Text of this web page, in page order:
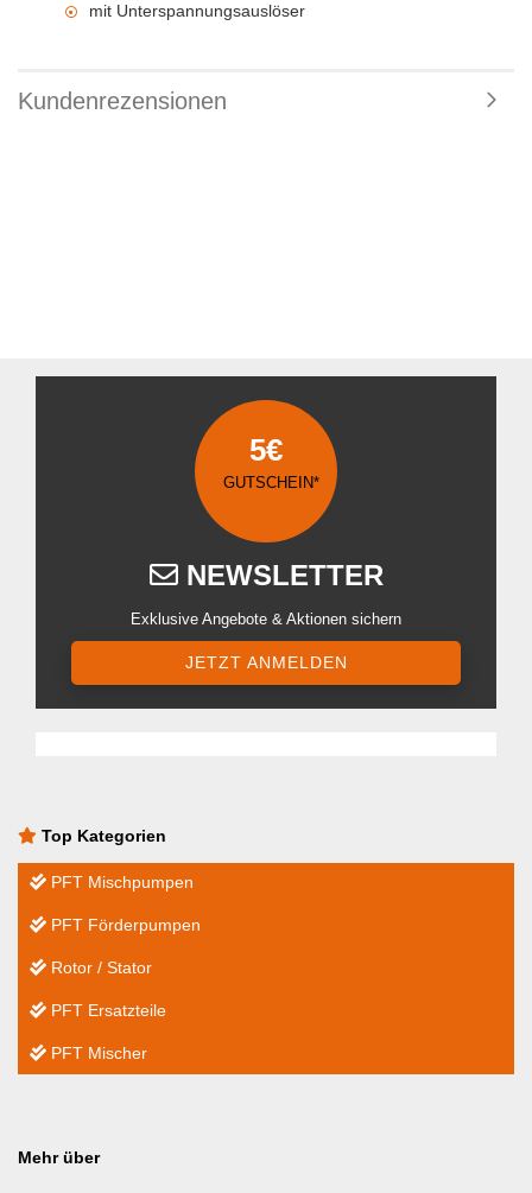
mit Unterspannungsauslöser
Kundenrezensionen
5€
GUTSCHEIN*
NEWSLETTER
Exklusive Angebote & Aktionen sichern
JETZT ANMELDEN
Top Kategorien
PFT Mischpumpen
PFT Förderpumpen
Rotor / Stator
PFT Ersatzteile
PFT Mischer
Mehr über